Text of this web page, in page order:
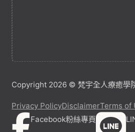
Copyright 2026 © 梵宇全人療癒學
Privacy PolicyDisclaimerTerms of
Facebook粉絲專頁